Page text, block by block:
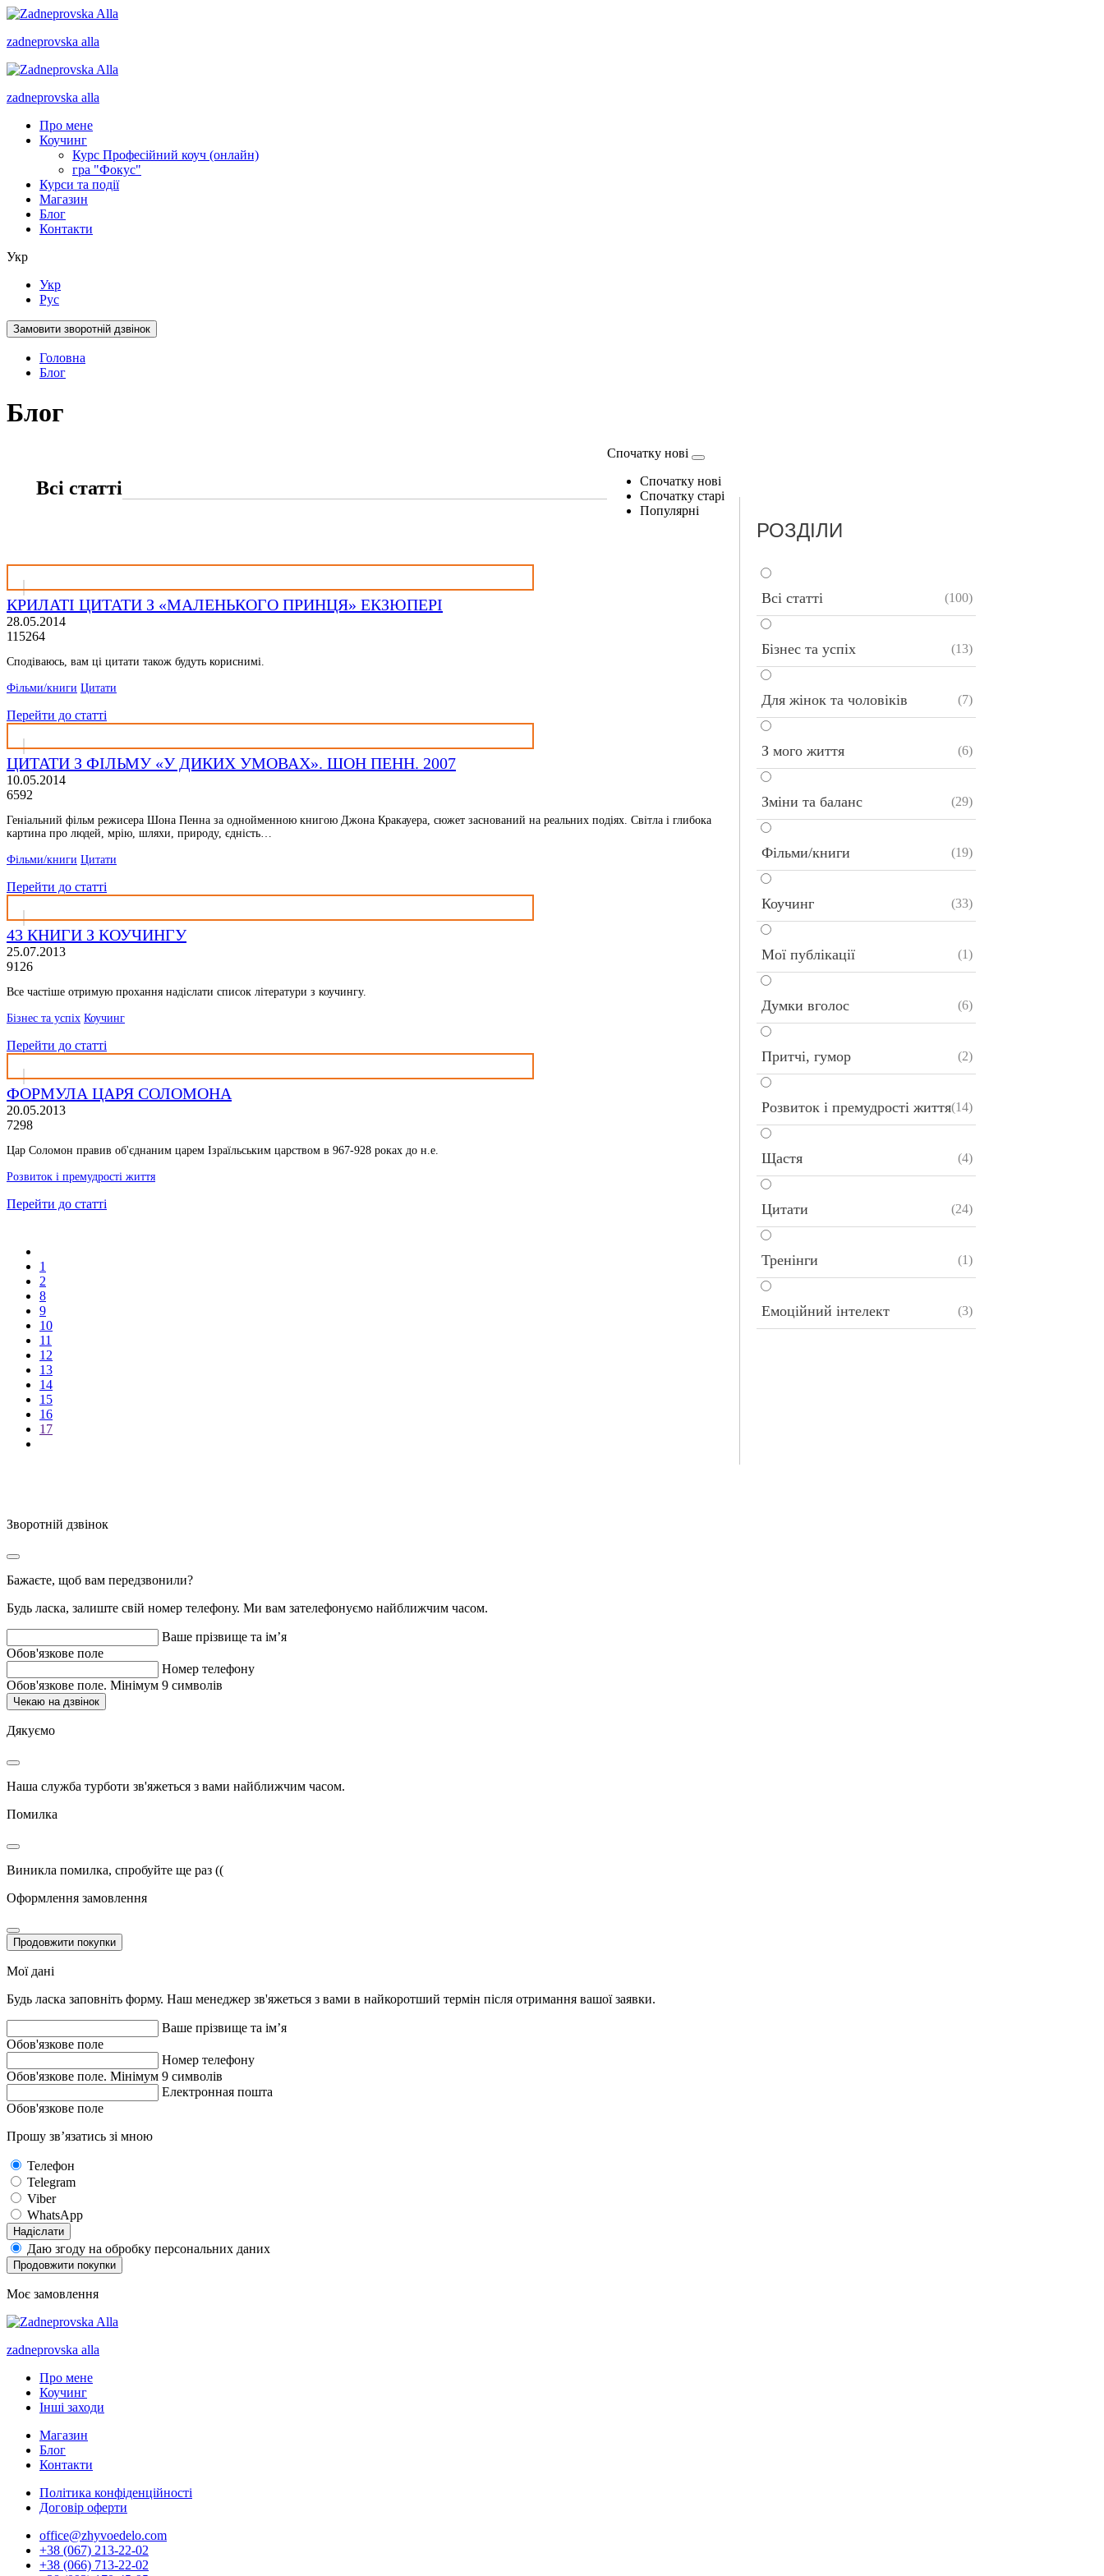
zadneprovska alla
zadneprovska alla
Про мене
Коучинг
Курс Професійний коуч (онлайн)
гра "Фокус"
Курси та події
Магазин
Блог
Контакти
Укр
Укр
Рус
Замовити зворотній дзвінок
Головна
Блог
Блог
Всі статті
Спочатку нові
Спочатку нові
Спочатку старі
Популярні
КРИЛАТІ ЦИТАТИ З «МАЛЕНЬКОГО ПРИНЦЯ» ЕКЗЮПЕРІ
28.05.2014
115264
Сподіваюсь, вам ці цитати також будуть кориснимі.
Фільми/книги Цитати
Перейти до статті
ЦИТАТИ З ФІЛЬМУ «У ДИКИХ УМОВАХ». ШОН ПЕНН. 2007
10.05.2014
6592
Геніальний фільм режисера Шона Пенна за однойменною книгою Джона Кракауера, сюжет заснований на реальних подіях. Світла і глибока
картина про людей, мрію, шляхи, природу, єдність…
Фільми/книги Цитати
Перейти до статті
43 КНИГИ З КОУЧИНГУ
25.07.2013
9126
Все частіше отримую прохання надіслати список літератури з коучингу.
Бізнес та успіх Коучинг
Перейти до статті
ФОРМУЛА ЦАРЯ СОЛОМОНА
20.05.2013
7298
Цар Соломон правив об'єднаним царем Ізраїльським царством в 967-928 роках до н.е.
Розвиток і премудрості життя
Перейти до статті
1
2
8
9
10
11
12
13
14
15
16
17
РОЗДІЛИ
Всі статті (100)
Бізнес та успіх (13)
Для жінок та чоловіків (7)
З мого життя (6)
Зміни та баланс (29)
Фільми/книги (19)
Коучинг (33)
Мої публікації (1)
Думки вголос (6)
Притчі, гумор (2)
Розвиток і премудрості життя(14)
Щастя (4)
Цитати (24)
Тренінги (1)
Емоційний інтелект (3)
Зворотній дзвінок
Бажаєте, щоб вам передзвонили?
Будь ласка, залиште свій номер телефону. Ми вам зателефонуємо найближчим часом.
Ваше прізвище та ім’я
Обов'язкове поле
Номер телефону
Обов'язкове поле. Мінімум 9 символів
Чекаю на дзвінок
Дякуємо
Наша служба турботи зв'яжеться з вами найближчим часом.
Помилка
Виникла помилка, спробуйте ще раз ((
Оформлення замовлення
Продовжити покупки
Мої дані
Будь ласка заповніть форму. Наш менеджер зв'яжеться з вами в найкоротший термін після отримання вашої заявки.
Ваше прізвище та ім’я
Обов'язкове поле
Номер телефону
Обов'язкове поле. Мінімум 9 символів
Електронная пошта
Обов'язкове поле
Прошу зв’язатись зі мною
Телефон
Telegram
Viber
WhatsApp
Надіслати
Даю згоду на обробку персональних даних
Продовжити покупки
Моє замовлення
zadneprovska alla
Про мене
Коучинг
Інші заходи
Магазин
Блог
Контакти
Політика конфіденційності
Договір оферти
office@zhyvoedelo.com
+38 (067) 213-22-02
+38 (066) 713-22-02